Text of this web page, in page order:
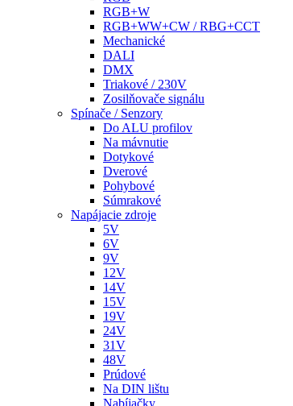
RGB+W
RGB+WW+CW / RBG+CCT
Mechanické
DALI
DMX
Triakové / 230V
Zosilňovače signálu
Spínače / Senzory
Do ALU profilov
Na mávnutie
Dotykové
Dverové
Pohybové
Súmrakové
Napájacie zdroje
5V
6V
9V
12V
14V
15V
19V
24V
31V
48V
Prúdové
Na DIN lištu
Nabíjačky